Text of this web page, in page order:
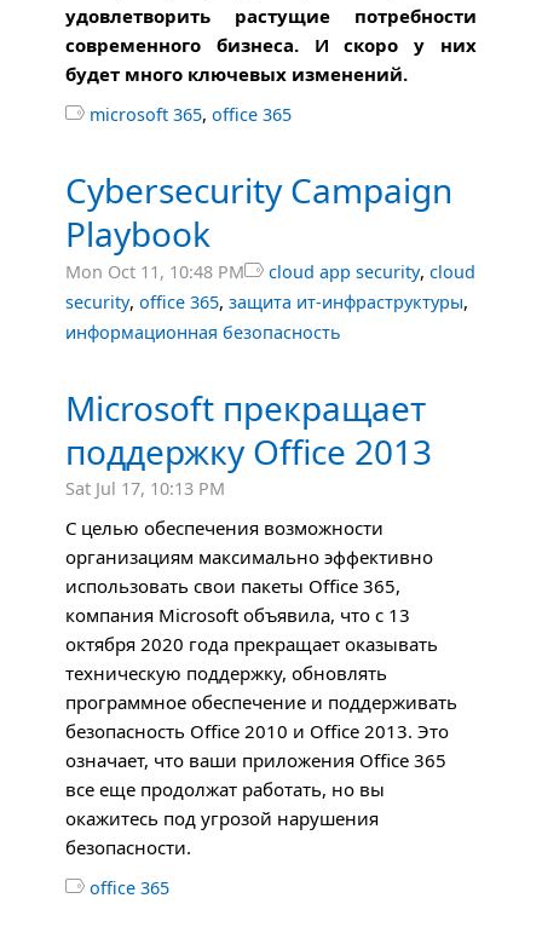
удовлетворить растущие потребности
современного бизнеса. И скоро у них
будет много ключевых изменений.
 microsoft 365, office 365
Cybersecurity Campaign
Playbook
Mon Oct 11, 10:48 PM cloud app security, cloud
security, office 365, защита ит-инфраструктуры,
информационная безопасность
Microsoft прекращает
поддержку Office 2013
Sat Jul 17, 10:13 PM
С целью обеспечения возможности
организациям максимально эффективно
использовать свои пакеты Office 365,
компания Microsoft объявила, что с 13
октября 2020 года прекращает оказывать
техническую поддержку, обновлять
программное обеспечение и поддерживать
безопасность Office 2010 и Office 2013. Это
означает, что ваши приложения Office 365
все еще продолжат работать, но вы
окажитесь под угрозой нарушения
безопасности.
 office 365